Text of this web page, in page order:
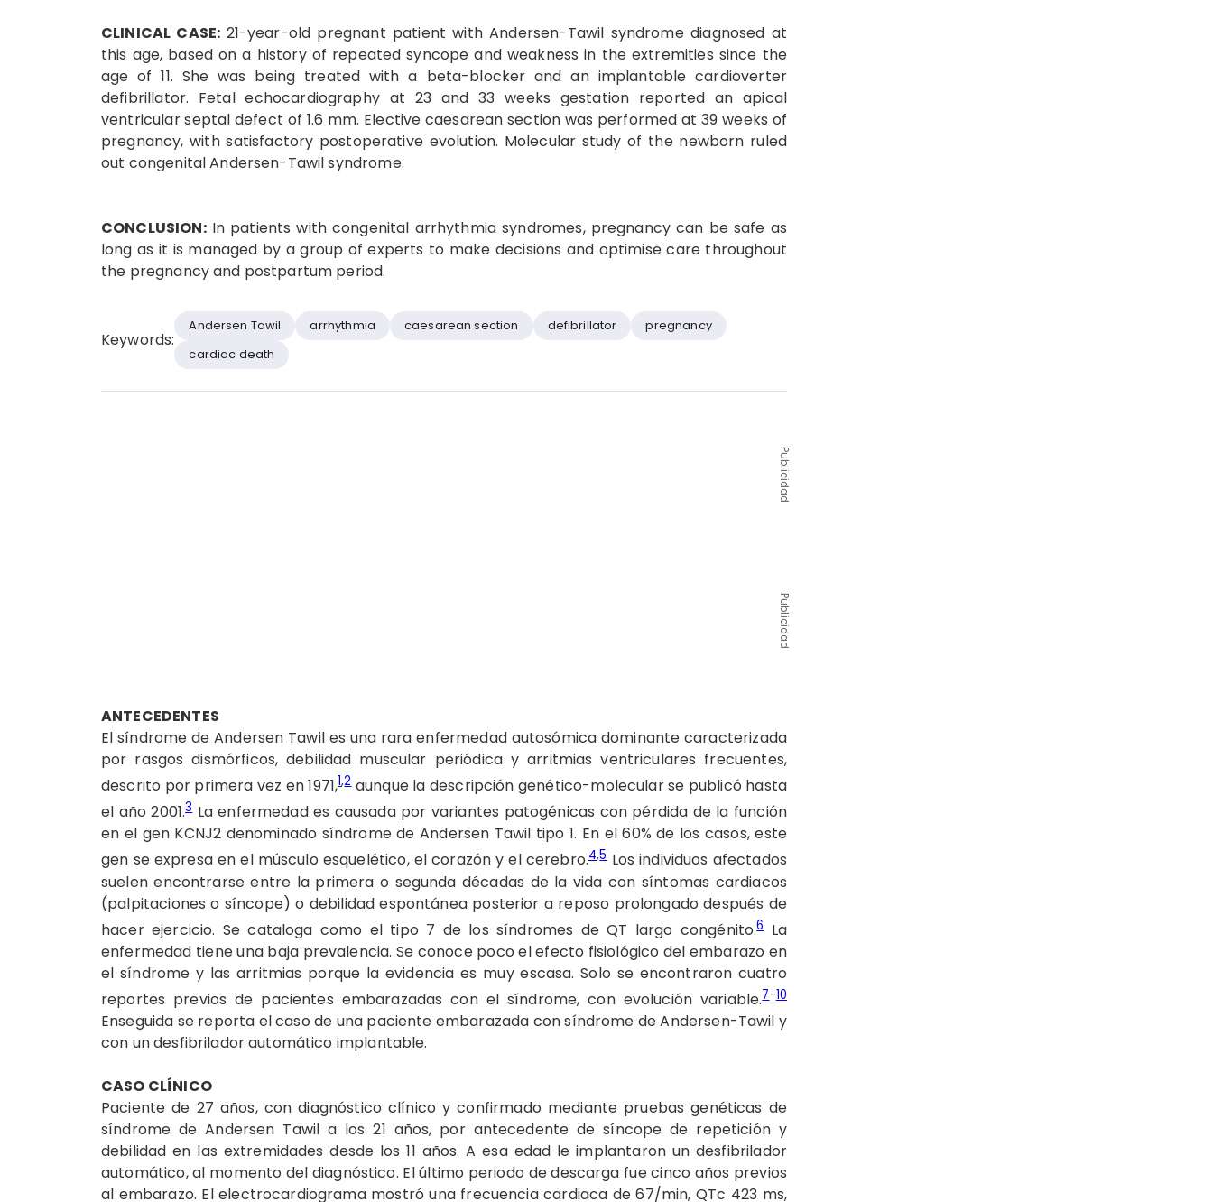
CLINICAL CASE: 21-year-old pregnant patient with Andersen-Tawil syndrome diagnosed at
this age, based on a history of repeated syncope and weakness in the extremities since the
age of 11. She was being treated with a beta-blocker and an implantable cardioverter
defibrillator. Fetal echocardiography at 23 and 33 weeks gestation reported an apical
ventricular septal defect of 1.6 mm. Elective caesarean section was performed at 39 weeks of
pregnancy, with satisfactory postoperative evolution. Molecular study of the newborn ruled
out congenital Andersen-Tawil syndrome.
CONCLUSION:In patients with congenital arrhythmia syndromes, pregnancy can be safe as
long as it is managed by a group of experts to make decisions and optimise care throughout
the pregnancy and postpartum period.
Keywords:
Andersen Tawil arrhythmia caesarean section defibrillator
pregnancy
cardiac death
Publicidad
Publicidad
ANTECEDENTES
El síndrome de Andersen Tawil es una rara enfermedad autosómica dominante caracterizada
por rasgos dismórficos, debilidad muscular periódica y arritmias ventriculares frecuentes,
descrito por primera vez en 1971,1,2aunque la descripción genético-molecular se publicó hasta
el año 2001.3La enfermedad es causada por variantes patogénicas con pérdida de la función
en el gen KCNJ2 denominado síndrome de Andersen Tawil tipo 1. En el 60% de los casos, este
gen se expresa en el músculo esquelético, el corazón y el cerebro.4,5Los individuos afectados
suelen encontrarse entre la primera o segunda décadas de la vida con síntomas cardiacos
(palpitaciones o síncope) o debilidad espontánea posterior a reposo prolongado después de
hacer ejercicio. Se cataloga como el tipo 7 de los síndromes de QT largo congénito.6La
enfermedad tiene una baja prevalencia. Se conoce poco el efecto fisiológico del embarazo en
el síndrome y las arritmias porque la evidencia es muy escasa. Solo se encontraron cuatro
reportes previos de pacientes embarazadas con el síndrome, con evolución variable.7-10
Enseguida se reporta el caso de una paciente embarazada con síndrome de Andersen-Tawil y
con un desfibrilador automático implantable.
CASO CLÍNICO
Paciente de 27 años, con diagnóstico clínico y confirmado mediante pruebas genéticas de
síndrome de Andersen Tawil a los 21 años, por antecedente de síncope de repetición y
debilidad en las extremidades desde los 11 años. A esa edad le implantaron un desfibrilador
automático, al momento del diagnóstico. El último periodo de descarga fue cinco años previos
al embarazo. El electrocardiograma mostró una frecuencia cardiaca de 67/min, QTc 423 ms,